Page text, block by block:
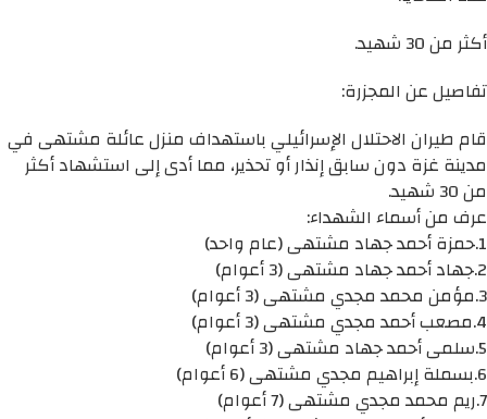
أكثر من 30 شهيد.
تفاصيل عن المجزرة:
قام طيران الاحتلال الإسرائيلي باستهداف منزل عائلة مشتهى في
مدينة غزة دون سابق إنذار أو تحذير، مما أدى إلى استشهاد أكثر
من 30 شهيد.
عرف من أسماء الشهداء:
1.حمزة أحمد جهاد مشتهى (عام واحد)
2.جهاد أحمد جهاد مشتهى (3 أعوام)
3.مؤمن محمد مجدي مشتهى (3 أعوام)
4.مصعب أحمد مجدي مشتهى (3 أعوام)
5.سلمى أحمد جهاد مشتهى (3 أعوام)
6.بسملة إبراهيم مجدي مشتهى (6 أعوام)
7.ريم محمد مجدي مشتهى (7 أعوام)